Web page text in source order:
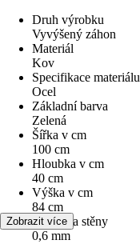
Druh výrobku
Vyvýšený záhon
Materiál
Kov
Specifikace materiálu
Ocel
Základní barva
Zelená
Šířka v cm
100 cm
Hloubka v cm
40 cm
Výška v cm
84 cm
Tloušťka stěny
0,6 mm
Zobrazit více